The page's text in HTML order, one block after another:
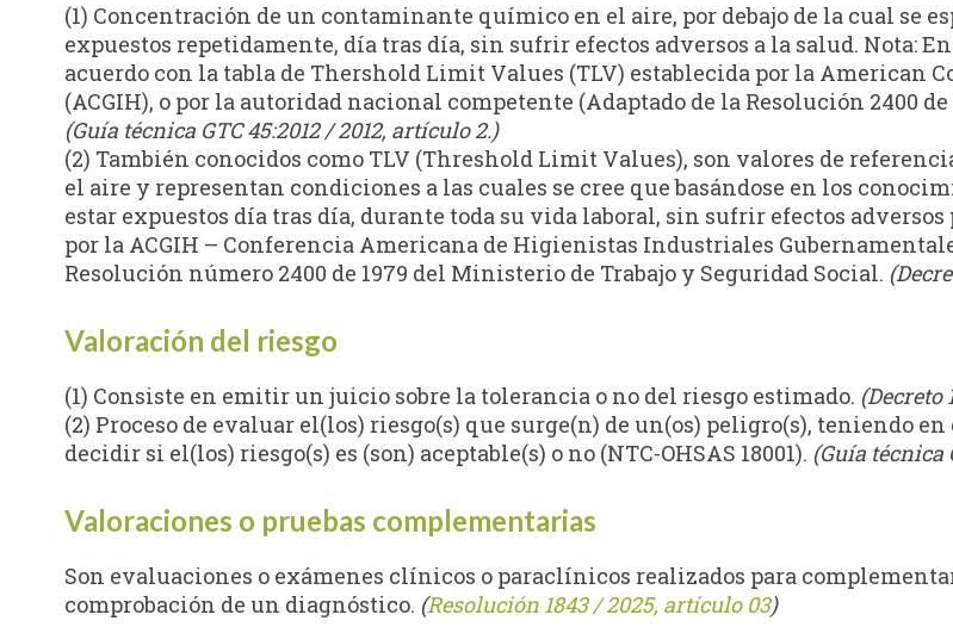
(1) Concentración de un contaminante químico en el aire, por debajo de la cual se
expuestos repetidamente, día tras día, sin sufrir efectos adversos a la salud. Nota:
acuerdo con la tabla de Thershold Limit Values (TLV) establecida por la
(ACGIH), o por la autoridad nacional competente (Adaptado de la Resolución 2400
(Guía técnica GTC 45:2012 / 2012, artículo 2.)
(2) También conocidos como TLV (Threshold Limit Values), son valores de
el aire y representan condiciones a las cuales se cree que basándose en los
estar expuestos día tras día, durante toda su vida laboral, sin sufrir efectos
por la ACGIH – Conferencia Americana de Higienistas Industriales
Resolución número 2400 de 1979 del Ministerio de Trabajo y Seguridad Social.
Valoración del riesgo
(1) Consiste en emitir un juicio sobre la tolerancia o no del riesgo estimado. (Decreto
(2) Proceso de evaluar el(los) riesgo(s) que surge(n) de un(os) peligro(s), teniendo
decidir si el(los) riesgo(s) es (son) aceptable(s) o no (NTC-OHSAS 18001). (Guía técnica
Valoraciones o pruebas complementarias
Son evaluaciones o exámenes clínicos o paraclínicos realizados para
comprobación de un diagnóstico. (Resolución 1843 / 2025, artículo 03)